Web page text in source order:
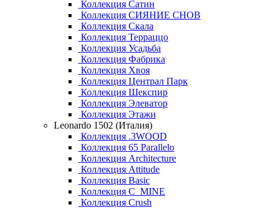
Коллекция Сатин
Коллекция СИЯНИЕ СНОВ
Коллекция Скала
Коллекция Терраццо
Коллекция Усадьба
Коллекция Фабрика
Коллекция Хвоя
Коллекция Централ Парк
Коллекция Шекспир
Коллекция Элеватор
Коллекция Этажи
Leonardo 1502 (Италия)
Коллекция .3WOOD
Коллекция 65 Parallelo
Коллекция Architecture
Коллекция Attitude
Коллекция Basic
Коллекция C_MINE
Коллекция Crush